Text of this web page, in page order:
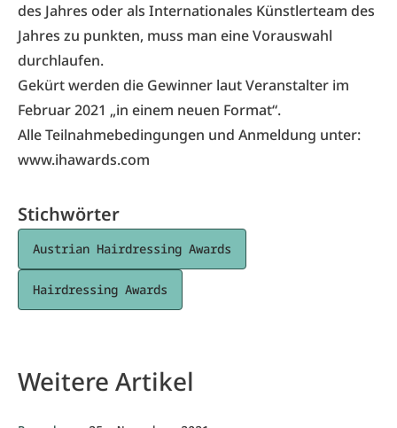
des Jahres oder als Internationales Künstlerteam des
Jahres zu punkten, muss man eine Vorauswahl
durchlaufen.
Gekürt werden die Gewinner laut Veranstalter im
Februar 2021 „in einem neuen Format“.
Alle Teilnahmebedingungen und Anmeldung unter:
www.ihawards.com
Stichwörter
Austrian Hairdressing Awards
Hairdressing Awards
Weitere Artikel